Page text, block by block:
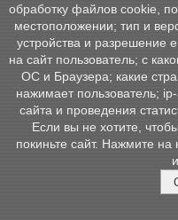
обработку файлов cookie,
местоположении; тип и
устройства и разрешение
на сайт пользователь; с
ОС и Браузера; какие
нажимает пользователь;
сайта и проведения
Если вы не хотите,
покиньте сайт. Нажмите